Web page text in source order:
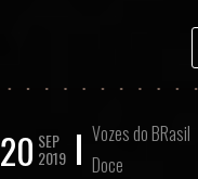
20 SEP
2019
Vozes do BRasil
Doce